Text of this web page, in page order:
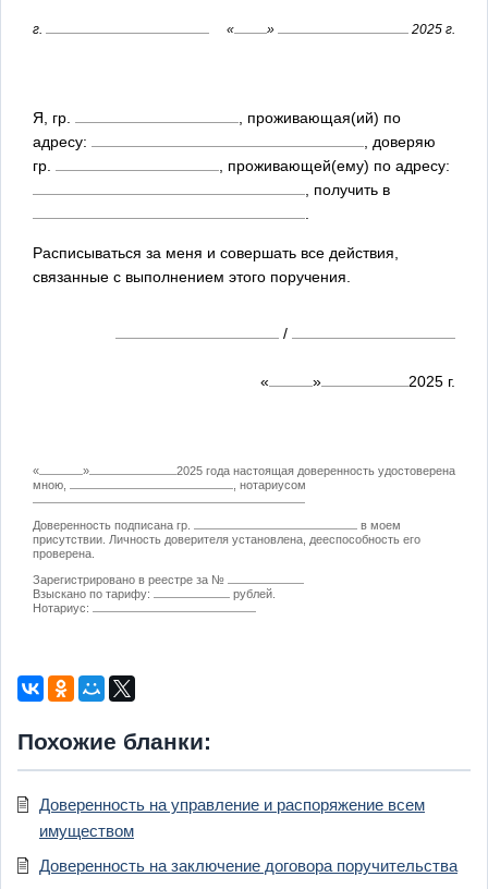
г. « » 2025 г.
Я, гр.
, проживающая(ий) по
адресу:
, доверяю
гр.
, проживающей(ему) по адресу:
, получить в
Расписываться за меня и совершать все действия,
связанные с выполнением этого поручения.
/
« » 2025 г.
« » 2025 года настоящая доверенность удостоверена
мною,
, нотариусом
Доверенность подписана гр.
в моем
присутствии. Личность доверителя установлена, дееспособность его
проверена.
Зарегистрировано в реестре за №
Взыскано по тарифу:
рублей.
Нотариус:
Похожие бланки:
Доверенность на управление и распоряжение всем
имуществом
Доверенность на заключение договора поручительства